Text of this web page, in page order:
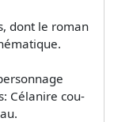
dont le roman
Célanire cou-